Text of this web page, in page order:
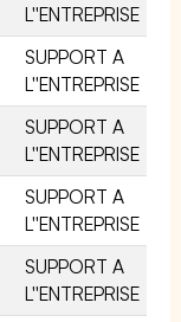
L''ENTREPRISE
SUPPORT A
L''ENTREPRISE
SUPPORT A
L''ENTREPRISE
SUPPORT A
L''ENTREPRISE
SUPPORT A
L''ENTREPRISE